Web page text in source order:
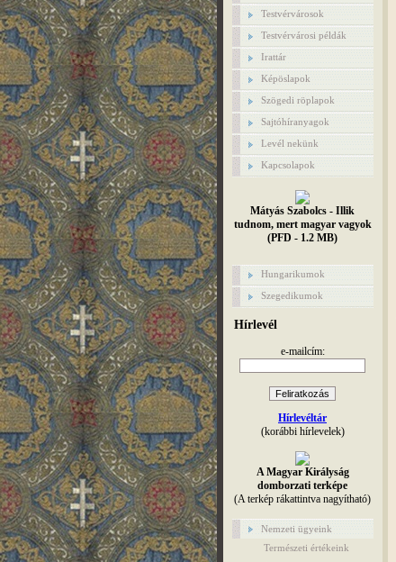
Testvérvárosok
Testvérvárosi példák
Irattár
Képöslapok
Szögedi röplapok
Sajtóhíranyagok
Levél nekünk
Kapcsolapok
Mátyás Szabolcs - Illik
tudnom, mert magyar vagyok
(PFD - 1.2 MB)
Hungarikumok
Szegedikumok
Hírlevél
e-mailcím:
Hírlevéltár
(korábbi hírlevelek)
A Magyar Királyság
domborzati terképe
(A terkép rákattintva nagyítható)
Nemzeti ügyeink
Természeti értékeink